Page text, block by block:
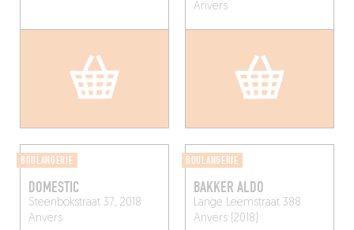
Anvers
BOULANGERIE
DOMESTIC
Steenbokstraat 37, 2018
Anvers
BOULANGERIE
BAKKER ALDO
Lange Leemstraat 388
Anvers (2018)